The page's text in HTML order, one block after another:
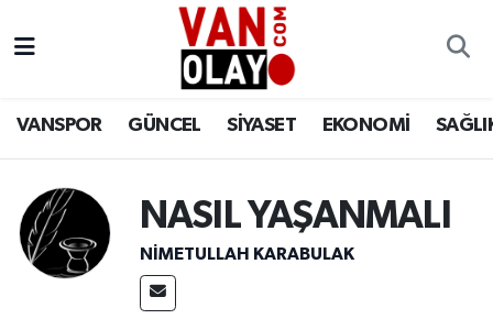
VANSPOR GÜNCEL SİYASET EKONOMİ
NASIL YAŞANMALI
NIMETULLAH KARABULAK
Siyaset
Ekonomi
Van Nöbetçi Eczaneler
Van Namaz Vakitleri
Van Trafik Yoğunluk Haritası
Süper Lig Puan Durumu ve Fikstür